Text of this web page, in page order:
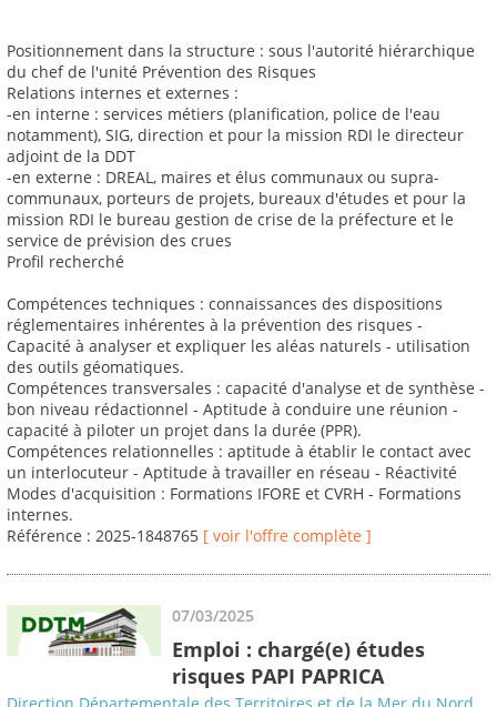
Positionnement dans la structure : sous l'autorité hiérarchique
du chef de l'unité Prévention des Risques
Relations internes et externes :
-en interne : services métiers (planification, police de l'eau
notamment), SIG, direction et pour la mission RDI le directeur
adjoint de la DDT
-en externe : DREAL, maires et élus communaux ou supra-
communaux, porteurs de projets, bureaux d'études et pour la
mission RDI le bureau gestion de crise de la préfecture et le
service de prévision des crues
Profil recherché
Compétences techniques : connaissances des dispositions
réglementaires inhérentes à la prévention des risques -
Capacité à analyser et expliquer les aléas naturels - utilisation
des outils géomatiques.
Compétences transversales : capacité d'analyse et de synthèse -
bon niveau rédactionnel - Aptitude à conduire une réunion -
capacité à piloter un projet dans la durée (PPR).
Compétences relationnelles : aptitude à établir le contact avec
un interlocuteur - Aptitude à travailler en réseau - Réactivité
Modes d'acquisition : Formations IFORE et CVRH - Formations
internes.
Référence : 2025-1848765 [ voir l'offre complète ]
07/03/2025
Emploi : chargé(e) études
risques PAPI PAPRICA